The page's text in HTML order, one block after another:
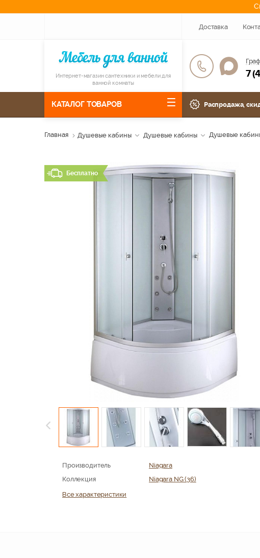
Доставка
Интернет-магазин сантехники и мебели для
ванной комнаты
7
КАТАЛОГ ТОВАРОВ Распродажа,
Главная Душевые кабины Душевые кабины Душевые
Бесплатно
Производитель
Niagara
Коллекция
Niagara NG (36)
Все характеристики